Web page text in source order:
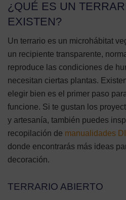
¿QUÉ ES UN
EXISTEN?
Un terrario es un microhábitat
un recipiente transparente,
reproduce las condiciones de
necesitan ciertas plantas.
elegir bien es el primer paso
funcione. Si te gustan los
y artesanía, también puedes
recopilación de manualidades
donde encontrarás más ideas
decoración.
TERRARIO ABIERTO